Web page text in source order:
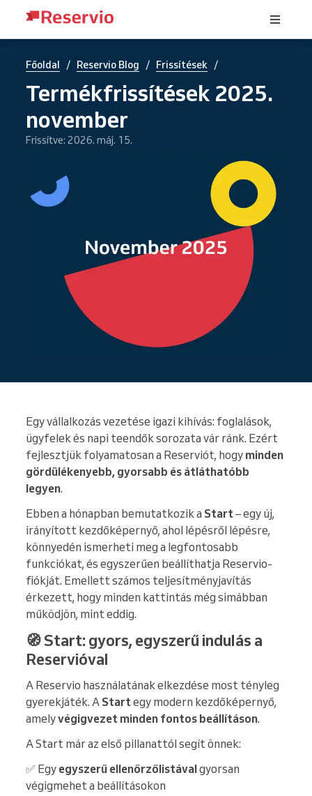
Főoldal / Reservio Blog / Frissítések /
Termékfrissítések 2025.
november
Frissítve: 2026. máj. 15.
Egy vállalkozás vezetése igazi kihívás: foglalások,
ügyfelek és napi teendők sorozata vár ránk. Ezért
fejlesztjük folyamatosan a Reserviót, hogy minden
gördülékenyebb, gyorsabb és átláthatóbb
legyen.
Ebben a hónapban bemutatkozik a Start– egy új,
irányított kezdőképernyő, ahol lépésről lépésre,
könnyedén ismerheti meg a legfontosabb
funkciókat, és egyszerűen beállíthatja Reservio-
fiókját. Emellett számos teljesítményjavítás
érkezett, hogy minden kattintás még simábban
működjön, mint eddig.
🧭 Start: gyors, egyszerű indulás a
Reservióval
A Reservio használatának elkezdése most tényleg
gyerekjáték. A Startegy modern kezdőképernyő,
amelyvégigvezet minden fontos beállításon.
A Start már az első pillanattól segít önnek:
✅ Egy egyszerű ellenőrzőlistávalgyorsan
végigmehet a beállításokon